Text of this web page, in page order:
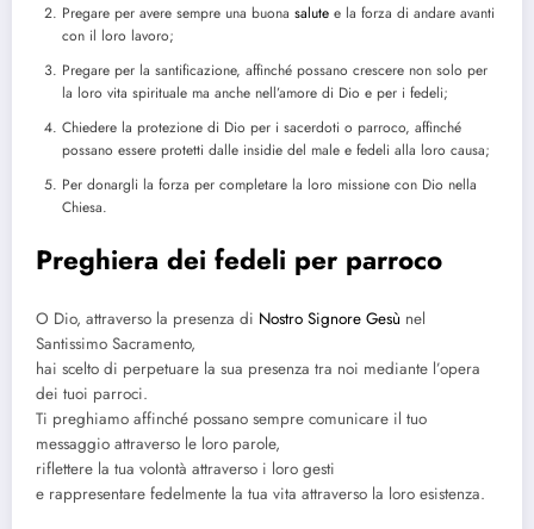
Pregare per avere sempre una buona salute e la forza di andare avanti
con il loro lavoro;
Pregare per la santificazione, affinché possano crescere non solo per
la loro vita spirituale ma anche nell’amore di Dio e per i fedeli;
Chiedere la protezione di Dio per i sacerdoti o parroco, affinché
possano essere protetti dalle insidie del male e fedeli alla loro causa;
Per donargli la forza per completare la loro missione con Dio nella
Chiesa.
Preghiera dei fedeli per parroco
O Dio, attraverso la presenza di Nostro Signore Gesù nel
Santissimo Sacramento,
hai scelto di perpetuare la sua presenza tra noi mediante l’opera
dei tuoi parroci.
Ti preghiamo affinché possano sempre comunicare il tuo
messaggio attraverso le loro parole,
riflettere la tua volontà attraverso i loro gesti
e rappresentare fedelmente la tua vita attraverso la loro esistenza.